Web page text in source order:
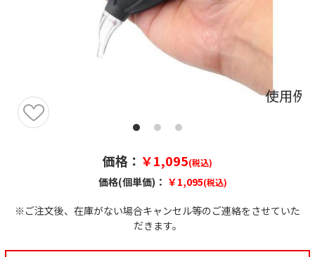
価格： ￥1,095(税込)
価格(個単価)： ￥1,095(税込)
※ご注文後、在庫がない場合キャンセル等のご連絡をさせていた
だきます。